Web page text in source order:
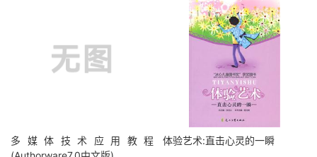
多媒体技术应用教程
体验艺术:直击心灵的一瞬